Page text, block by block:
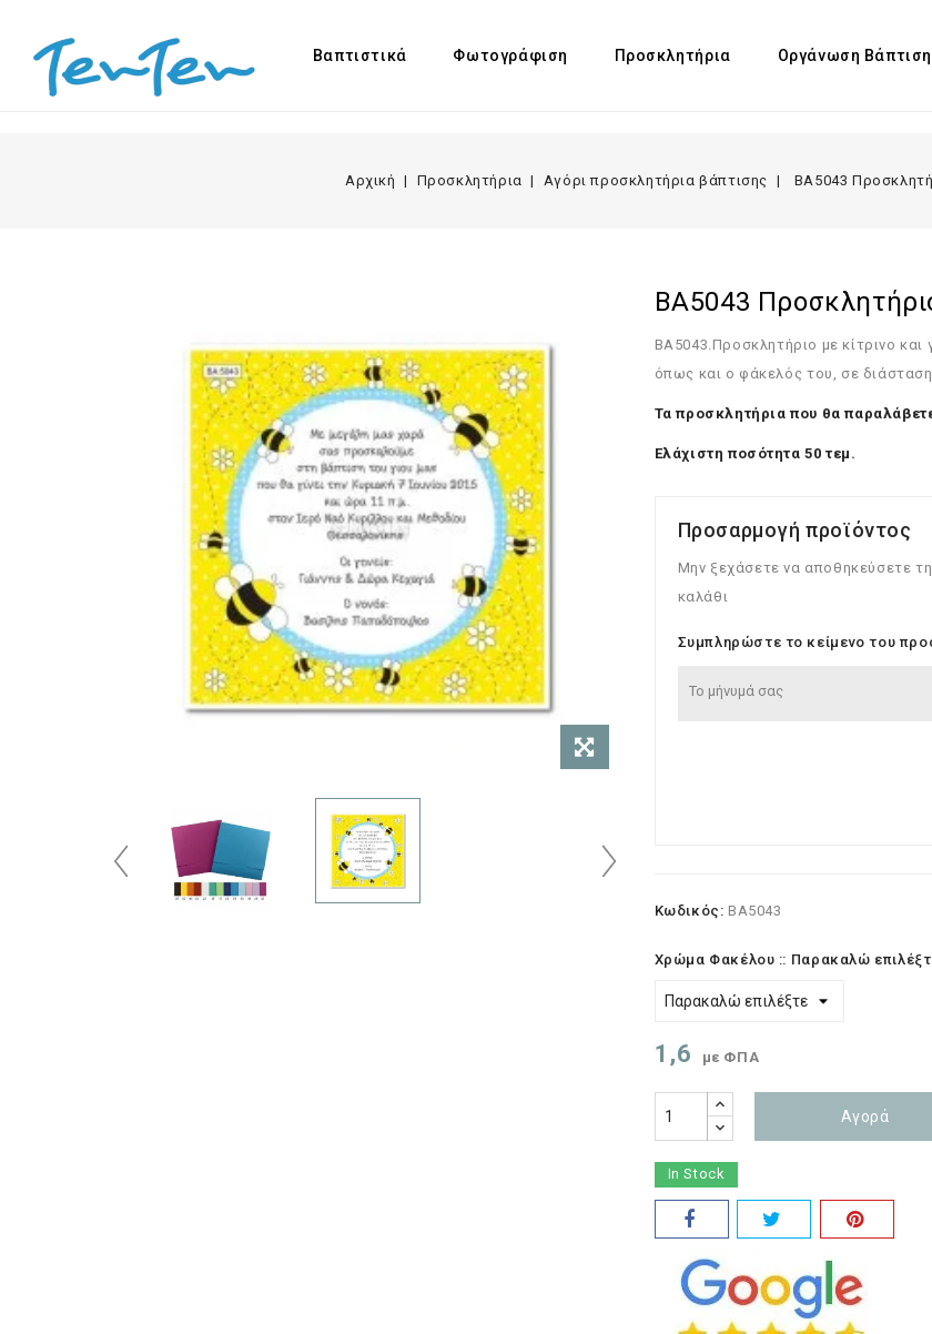
Βαπτιστικά Φωτογράφιση Προσκλητήρια Οργάνωση
Αρχική Προσκλητήρια Αγόρι προσκλητήρια βάπτισης BA5043
BA5043
BA5043.Προσκλητήριο με κίτρινο
όπως και ο φάκελός του, σε
Τα προσκλητήρια που θα
Ελάχιστη ποσότητα 50 τεμ.
Προσαρμογή προϊόντος
Μην ξεχάσετε να αποθηκεύσετε
καλάθι
Συμπληρώστε το κείμενο του
Κωδικός: BA5043
Χρώμα Φακέλου :: Παρακαλώ
1,6 με ΦΠΑ
Αγορά
In Stock